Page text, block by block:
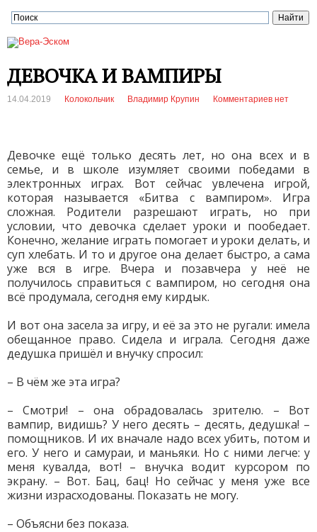
ДЕВОЧКА И ВАМПИРЫ
14.04.2019 Колокольчик Владимир Крупин Комментариев нет
Девочке ещё только десять лет, но она всех и в
семье, и в школе изумляет своими победами в
электронных играх. Вот сейчас увлечена игрой,
которая называется «Битва с вампиром». Игра
сложная. Родители разрешают играть, но при
условии, что девочка сделает уроки и пообедает.
Конечно, желание играть помогает и уроки делать, и
суп хлебать. И то и другое она делает быстро, а сама
уже вся в игре. Вчера и позавчера у неё не
получилось справиться с вампиром, но сегодня она
всё продумала, сегодня ему кирдык.
И вот она засела за игру, и её за это не ругали: имела
обещанное право. Сидела и играла. Сегодня даже
дедушка пришёл и внучку спросил:
– В чём же эта игра?
– Смотри! – она обрадовалась зрителю. – Вот
вампир, видишь? У него десять – десять, дедушка! –
помощников. И их вначале надо всех убить, потом и
его. У него и самураи, и маньяки. Но с ними легче: у
меня кувалда, вот! – внучка водит курсором по
экрану. – Вот. Бац, бац! Но сейчас у меня уже все
жизни израсходованы. Показать не могу.
– Объясни без показа.